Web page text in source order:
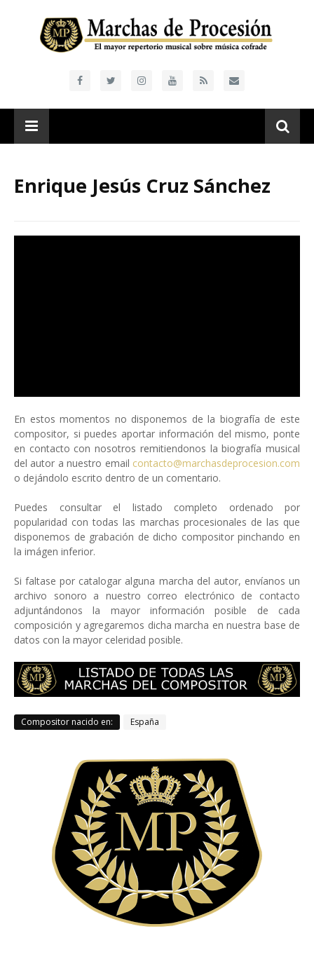
Enrique Jesús Cruz Sánchez
En estos momentos no disponemos de la biografía de este
compositor, si puedes aportar información del mismo, ponte
en contacto con nosotros remitiendonos la biografía musical
del autor a nuestro email contacto@marchasdeprocesion.com
o dejándolo escrito dentro de un comentario.
Puedes consultar el listado completo ordenado por
popularidad con todas las marchas procesionales de las que
disponemos de grabación de dicho compositor pinchando en
la imágen inferior.
Si faltase por catalogar alguna marcha del autor, envíanos un
archivo sonoro a nuestro correo electrónico de contacto
adjuntándonos la mayor información posible de cada
composición y agregaremos dicha marcha en nuestra base de
datos con la mayor celeridad posible.
Compositor nacido en: España